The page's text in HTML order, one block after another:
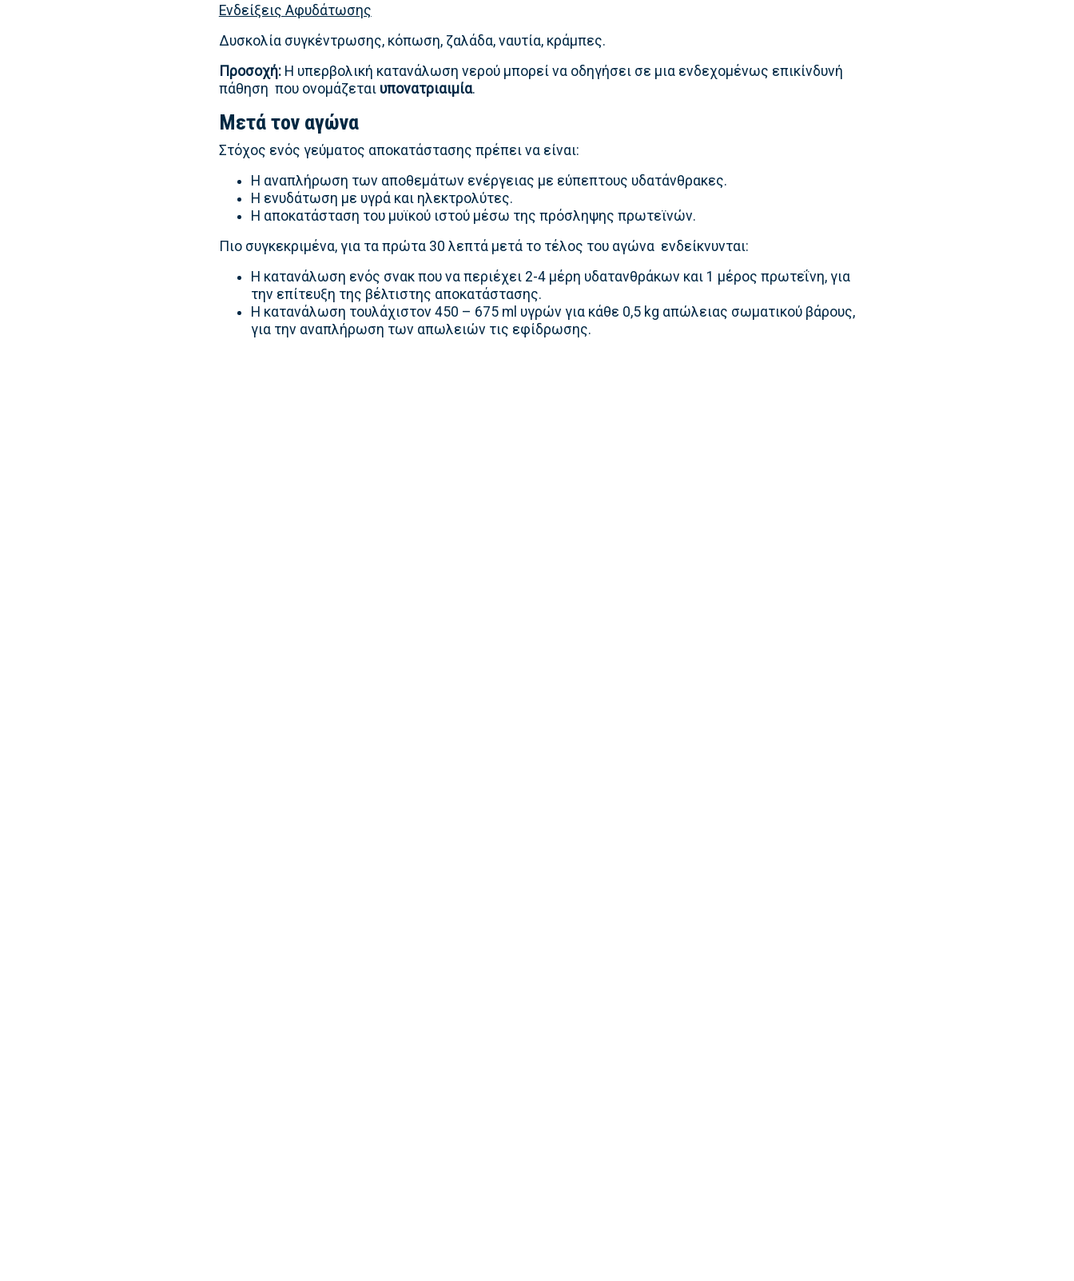
Ενδείξεις Αφυδάτωσης
Δυσκολία συγκέντρωσης, κόπωση, ζαλάδα, ναυτία, κράμπες.
Προσοχή: Η υπερβολική κατανάλωση νερού μπορεί να οδηγήσει σε μια ενδεχομένως επικίνδυνή
πάθηση που ονομάζεται υπονατριαιμία.
Μετά τον αγώνα
Στόχος ενός γεύματος αποκατάστασης πρέπει να είναι:
Η αναπλήρωση των αποθεμάτων ενέργειας με εύπεπτους υδατάνθρακες.
Η ενυδάτωση με υγρά και ηλεκτρολύτες.
Η αποκατάσταση του μυϊκού ιστού μέσω της πρόσληψης πρωτεϊνών.
Πιο συγκεκριμένα, για τα πρώτα 30 λεπτά μετά το τέλος του αγώνα ενδείκνυνται:
H κατανάλωση ενός σνακ που να περιέχει 2-4 μέρη υδατανθράκων και 1 μέρος πρωτεΐνη, για
την επίτευξη της βέλτιστης αποκατάστασης.
Η κατανάλωση τουλάχιστον 450 – 675 ml υγρών για κάθε 0,5 kg απώλειας σωματικού βάρους,
για την αναπλήρωση των απωλειών τις εφίδρωσης.